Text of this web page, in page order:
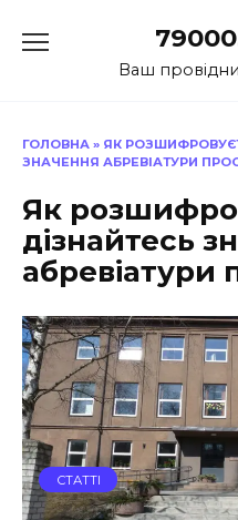
до
Ваш
ГОЛОВНА » ЯК
ЗНАЧЕННЯ АБРЕВІАТУРИ
Як
дізнайтесь
абревіатури
СТАТТІ